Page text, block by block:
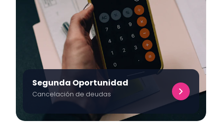
Segunda Oportunidad
Cancelación de deudas